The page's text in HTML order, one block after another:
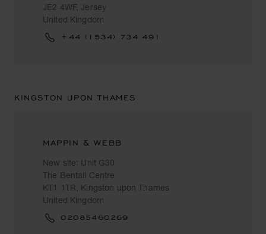
JE2 4WF, Jersey
United Kingdom
+44 (1534) 734 491
KINGSTON UPON THAMES
MAPPIN & WEBB
New site: Unit G30
The Bentall Centre
KT1 1TR, Kingston upon Thames
United Kingdom
02085460269